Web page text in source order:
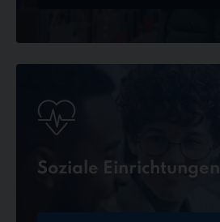
Soziale Einrichtungen